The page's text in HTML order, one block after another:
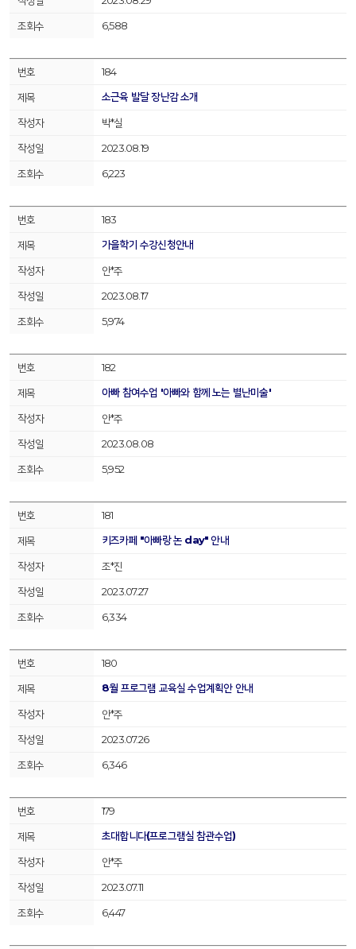
6,588
184
소근육 발달 장난감 소개
박*실
2023.08.19
6,223
183
가을학기 수강신청안내
안*주
2023.08.17
5,974
182
아빠 참여수업 '아빠와 함께 노는 별난미술'
안*주
2023.08.08
5,952
181
키즈카페 "아빠랑 논 day" 안내
조*진
2023.07.27
6,334
180
8월 프로그램 교육실 수업계획안 안내
안*주
2023.07.26
6,346
179
초대합니다(프로그램실 참관수업)
안*주
2023.07.11
6,447